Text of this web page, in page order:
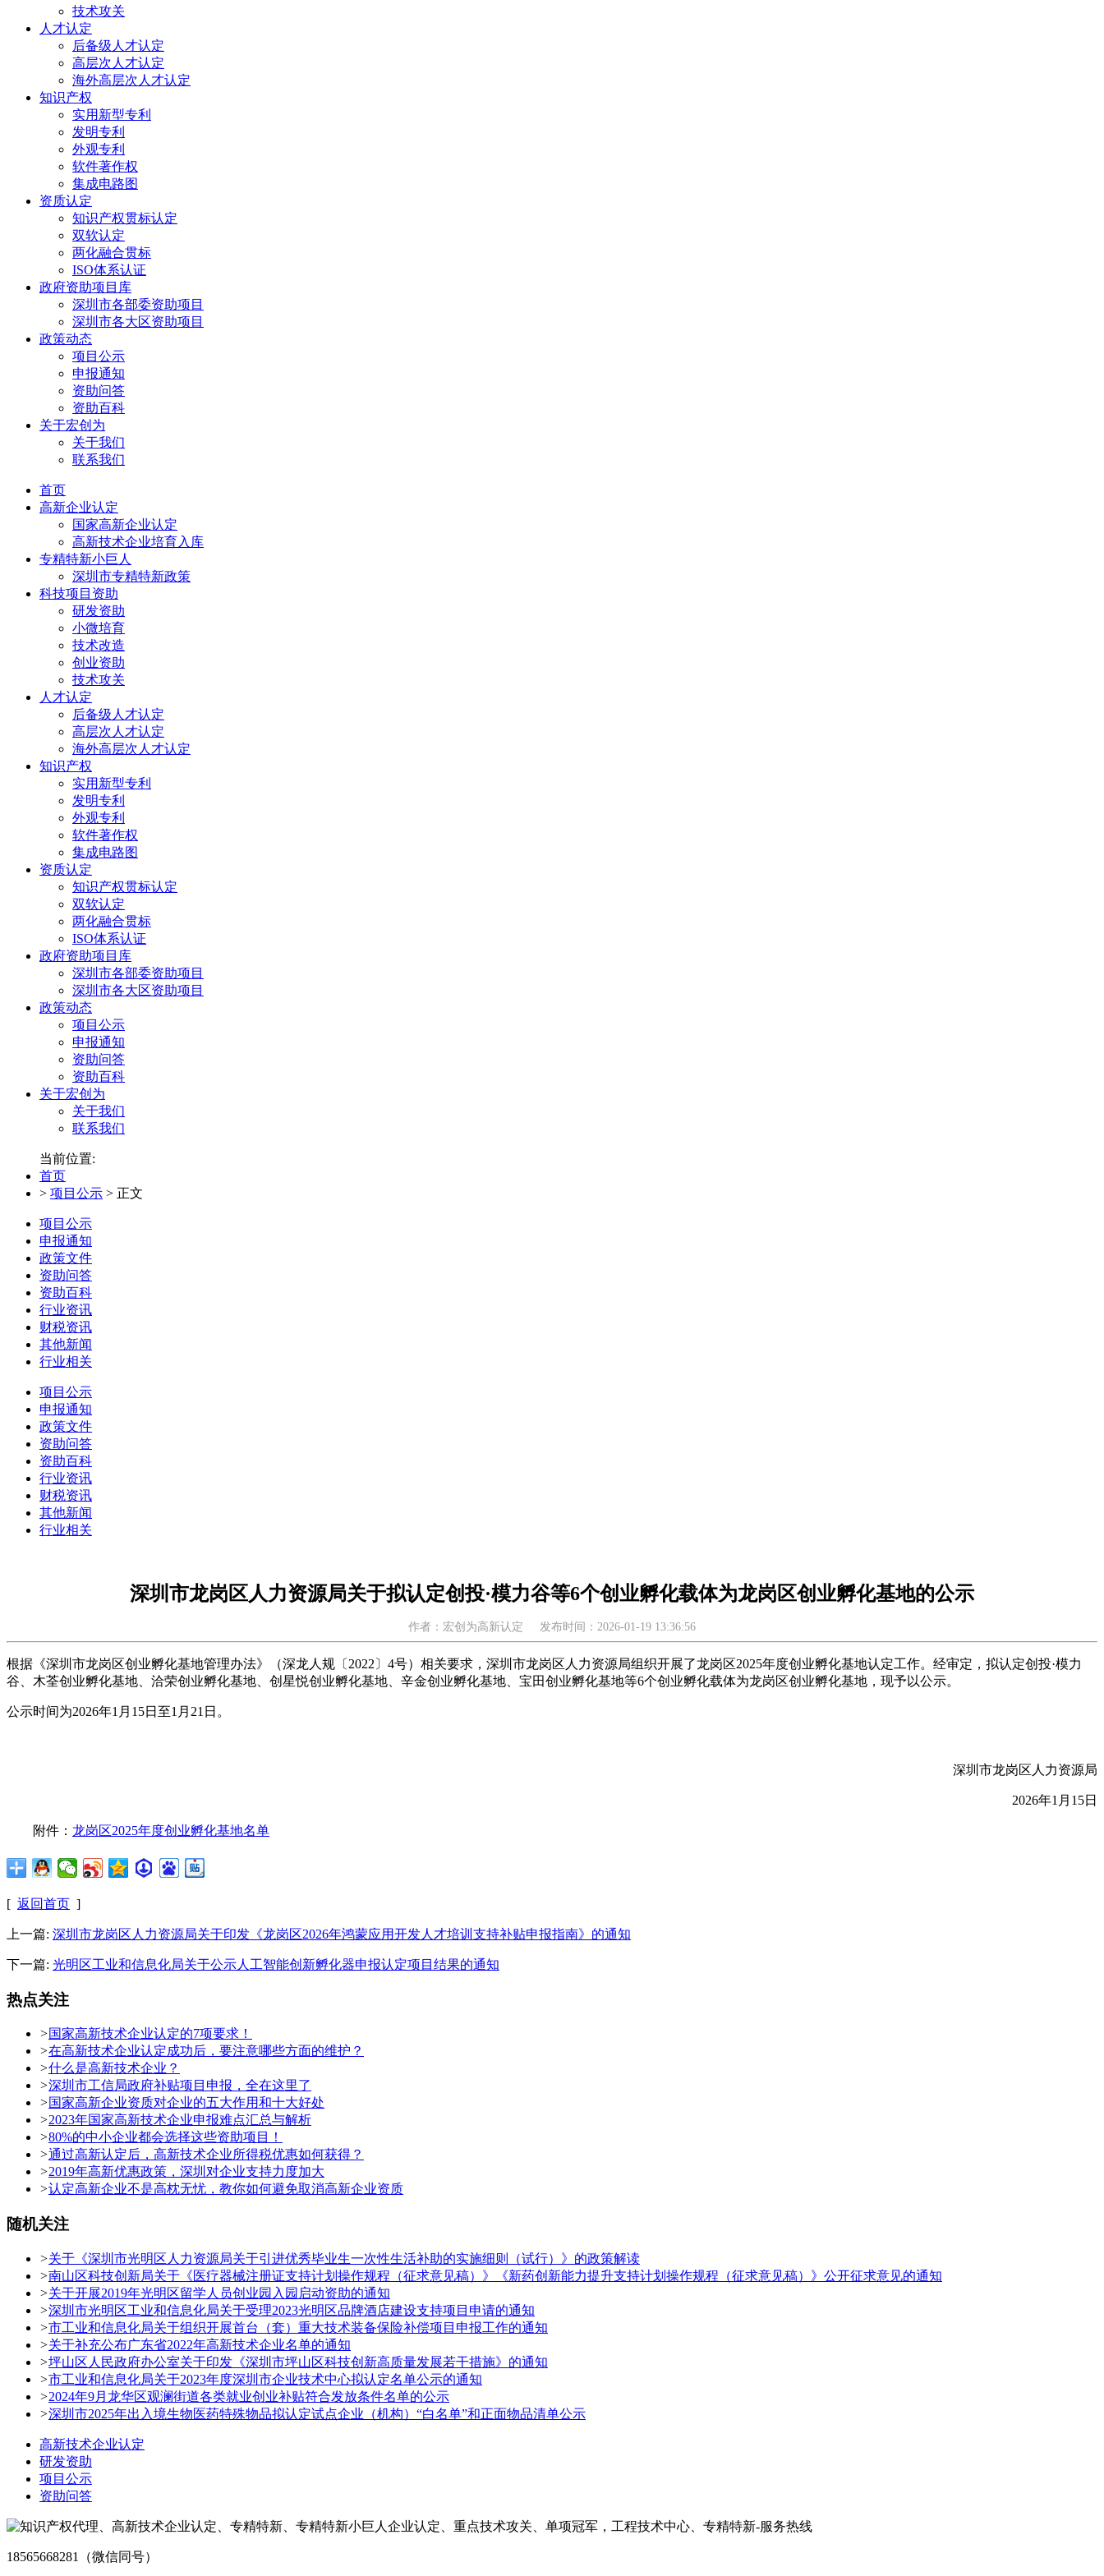
技术攻关
人才认定
后备级人才认定
高层次人才认定
海外高层次人才认定
知识产权
实用新型专利
发明专利
外观专利
软件著作权
集成电路图
资质认定
知识产权贯标认定
双软认定
两化融合贯标
ISO体系认证
政府资助项目库
深圳市各部委资助项目
深圳市各大区资助项目
政策动态
项目公示
申报通知
资助问答
资助百科
关于宏创为
关于我们
联系我们
首页
高新企业认定
国家高新企业认定
高新技术企业培育入库
专精特新小巨人
深圳市专精特新政策
科技项目资助
研发资助
小微培育
技术改造
创业资助
技术攻关
人才认定
后备级人才认定
高层次人才认定
海外高层次人才认定
知识产权
实用新型专利
发明专利
外观专利
软件著作权
集成电路图
资质认定
知识产权贯标认定
双软认定
两化融合贯标
ISO体系认证
政府资助项目库
深圳市各部委资助项目
深圳市各大区资助项目
政策动态
项目公示
申报通知
资助问答
资助百科
关于宏创为
关于我们
联系我们
当前位置:
首页
> 项目公示 > 正文
项目公示
申报通知
政策文件
资助问答
资助百科
行业资讯
财税资讯
其他新闻
行业相关
项目公示
申报通知
政策文件
资助问答
资助百科
行业资讯
财税资讯
其他新闻
行业相关
深圳市龙岗区人力资源局关于拟认定创投·模力谷等6个创业孵化载体为龙岗区创业孵化基地的公示
作者：宏创为高新认定 发布时间：2026-01-19 13:36:56
根据《深圳市龙岗区创业孵化基地管理办法》（深龙人规〔2022〕4号）相关要求，深圳市龙岗区人力资源局组织开展了龙岗区2025年度创业孵化基地认定工作。经审定，拟认定创投·模力
谷、木荃创业孵化基地、洽荣创业孵化基地、创星悦创业孵化基地、辛金创业孵化基地、宝田创业孵化基地等6个创业孵化载体为龙岗区创业孵化基地，现予以公示。
公示时间为2026年1月15日至1月21日。
深圳市龙岗区人力资源局
2026年1月15日
附件： 龙岗区2025年度创业孵化基地名单
[ 返回首页 ]
上一篇: 深圳市龙岗区人力资源局关于印发《龙岗区2026年鸿蒙应用开发人才培训支持补贴申报指南》的通知
下一篇: 光明区工业和信息化局关于公示人工智能创新孵化器申报认定项目结果的通知
热点关注
>国家高新技术企业认定的7项要求！
>在高新技术企业认定成功后，要注意哪些方面的维护？
>什么是高新技术企业？
>深圳市工信局政府补贴项目申报，全在这里了
>国家高新企业资质对企业的五大作用和十大好处
>2023年国家高新技术企业申报难点汇总与解析
>80%的中小企业都会选择这些资助项目！
>通过高新认定后，高新技术企业所得税优惠如何获得？
>2019年高新优惠政策，深圳对企业支持力度加大
>认定高新企业不是高枕无忧，教你如何避免取消高新企业资质
随机关注
>关于《深圳市光明区人力资源局关于引进优秀毕业生一次性生活补助的实施细则（试行）》的政策解读
>南山区科技创新局关于《医疗器械注册证支持计划操作规程（征求意见稿）》《新药创新能力提升支持计划操作规程（征求意见稿）》公开征求意见的通知
>关于开展2019年光明区留学人员创业园入园启动资助的通知
>深圳市光明区工业和信息化局关于受理2023光明区品牌酒店建设支持项目申请的通知
>市工业和信息化局关于组织开展首台（套）重大技术装备保险补偿项目申报工作的通知
>关于补充公布广东省2022年高新技术企业名单的通知
>坪山区人民政府办公室关于印发《深圳市坪山区科技创新高质量发展若干措施》的通知
>市工业和信息化局关于2023年度深圳市企业技术中心拟认定名单公示的通知
>2024年9月龙华区观澜街道各类就业创业补贴符合发放条件名单的公示
>深圳市2025年出入境生物医药特殊物品拟认定试点企业（机构）“白名单”和正面物品清单公示
高新技术企业认定
研发资助
项目公示
资助问答
18565668281（微信同号）